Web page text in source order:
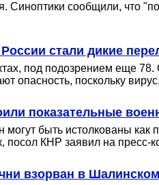
Синоптики сообщили, что
стали дикие
под подозрением еще
опасность, поскольку
показательные
быть истолкованы как
посол КНР заявил на
взорван в